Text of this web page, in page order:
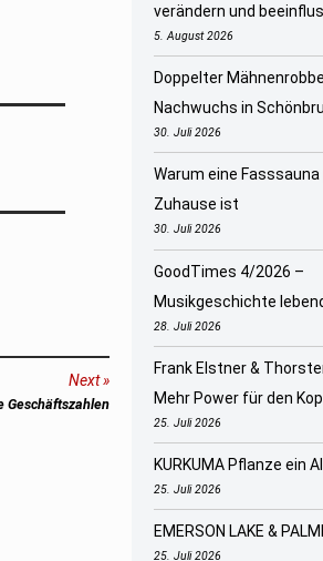
Next
Geschäftszahlen
verändern und
5. August 2026
Doppelter
Nachwuchs in
30. Juli 2026
Warum eine
Zuhause ist
30. Juli 2026
GoodTimes 4/2026 –
Musikgeschichte
28. Juli 2026
Frank Elstner &
Mehr Power für den
25. Juli 2026
KURKUMA Pflanze ein
25. Juli 2026
EMERSON LAKE &
25. Juli 2026